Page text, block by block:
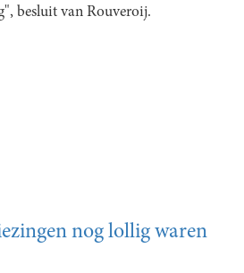
besluit van Rouveroij.
nog lollig waren